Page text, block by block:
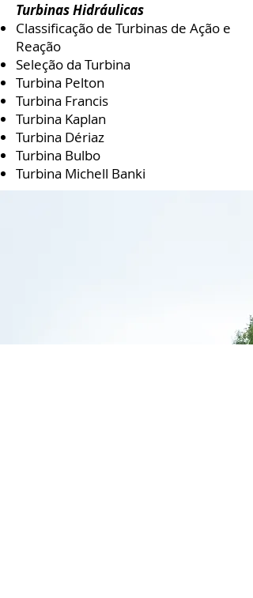
Turbinas Hidráulicas
Classificação de Turbinas de Ação e
Reação
Seleção da Turbina
Turbina Pelton
Turbina Francis
Turbina Kaplan
Turbina Dériaz
Turbina Bulbo
Turbina Michell Banki